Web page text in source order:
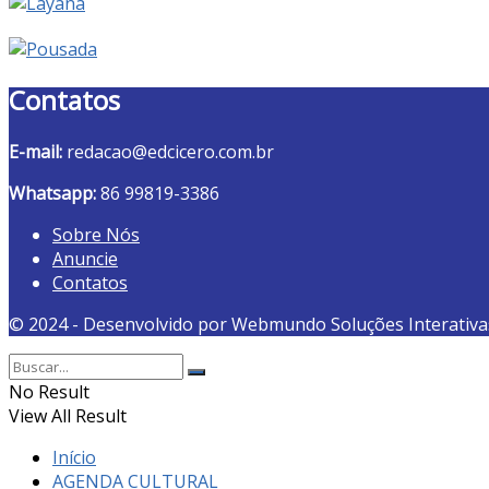
Contatos
E-mail: redacao@edcicero.com.br
Whatsapp:86 99819-3386
Sobre Nós
Anuncie
Contatos
© 2024 - Desenvolvido por Webmundo Soluções
No Result
View All Result
Início
AGENDA CULTURAL